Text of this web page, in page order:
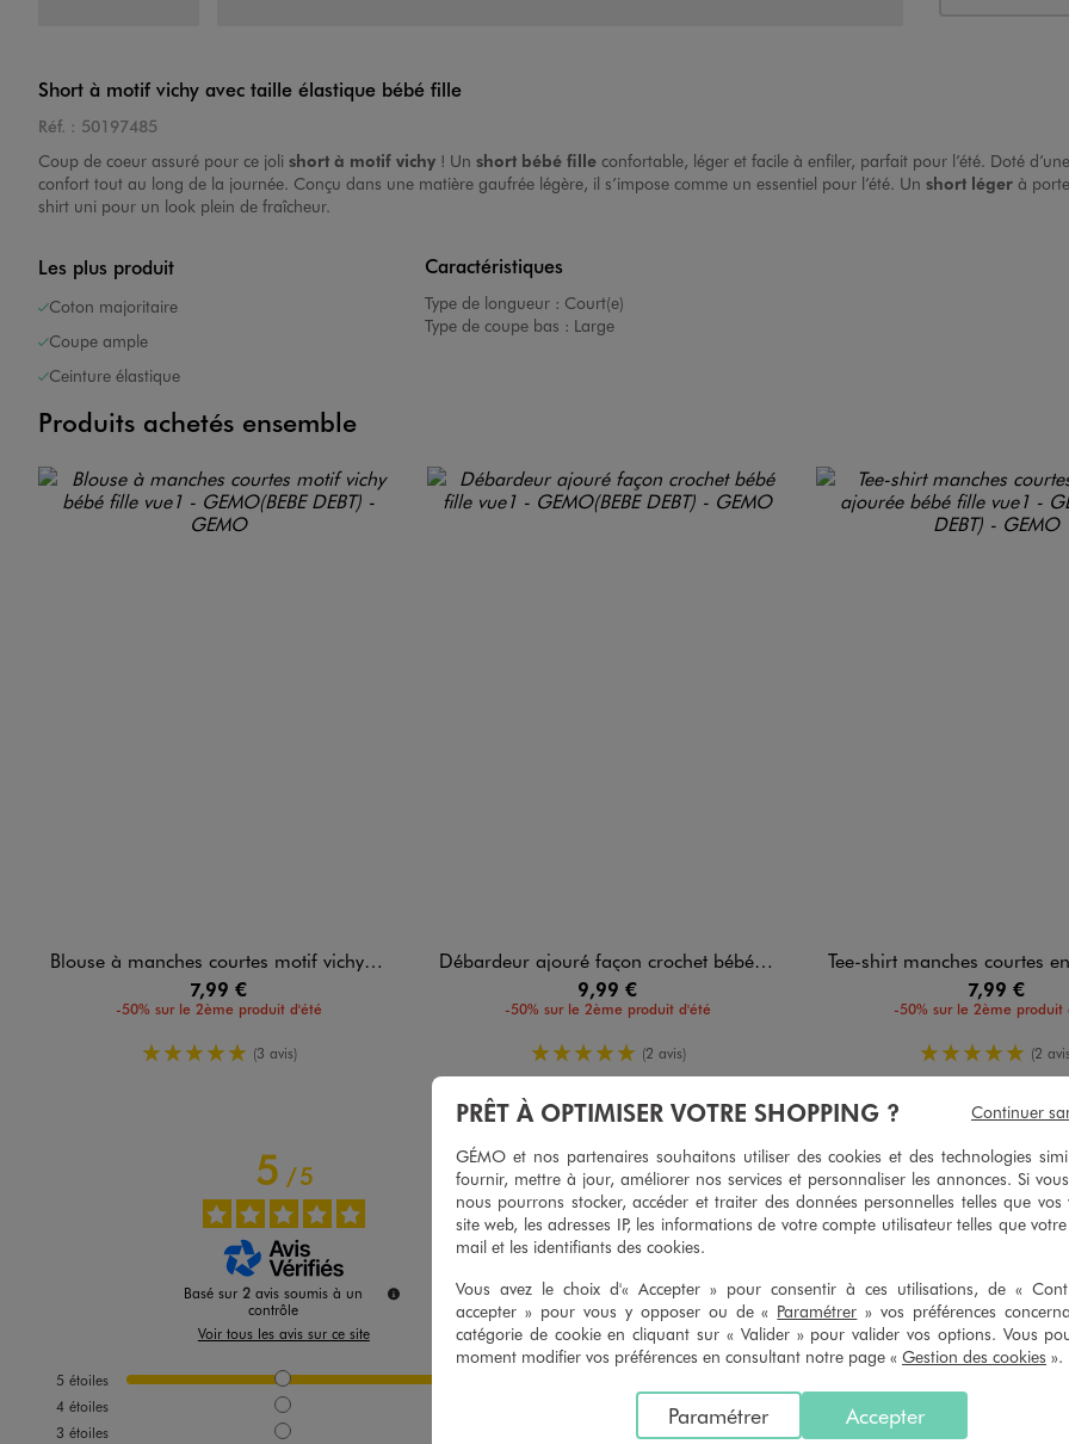
Short à motif vichy avec taille élastique bébé fille
Réf. : 50197485
Coup de coeur assuré pour ce joli short à motif vichy ! Un short bébé fille confortable, léger et facile à enfiler, parfait pour l’été. Doté
confort tout au long de la journée. Conçu dans une matière gaufrée légère, il s’impose comme un essentiel pour l’été. Un short léger à
shirt uni pour un look plein de fraîcheur.
Les plus produit
Coton majoritaire
Coupe ample
Ceinture élastique
Caractéristiques
Type de longueur : Court(e)
Type de coupe bas : Large
Produits achetés ensemble
Blouse à manches courtes motif vichy bébé fille
7,99 €
-50% sur le 2ème produit d'été
5/5 de moyenne
(3 avis)
Débardeur ajouré façon crochet bébé fille
9,99 €
-50% sur le 2ème produit d'été
5/5 de moyenne
(2 avis)
Tee-shirt manches courtes en maille
7,99 €
-50% sur le 2ème produit
5/5 de (2
5/5
Basé sur 2 avis soumis à un
contrôle
Voir tous les avis sur ce site
5 étoiles
4 étoiles
3 étoiles
5/ 5
Avis vérifié et récompensé
Ça va avec le haut, nikel
Utile(0) Signaler
5/5
Avis vérifié et récompensé
PRÊT À OPTIMISER VOTRE SHOPPING ?
GÉMO et nos partenaires souhaitons utiliser des cookies et des technologies
fournir, mettre à jour, améliorer nos services et personnaliser les annonces. Si
nous pourrons stocker, accéder et traiter des données personnelles telles que vos
site web, les adresses IP, les informations de votre compte utilisateur telles que
mail et les identifiants des cookies.
Vous avez le choix d'« Accepter » pour consentir à ces utilisations, de «
accepter » pour vous y opposer ou de « Paramétrer » vos préférences
catégorie de cookie en cliquant sur « Valider » pour valider vos options. Vous
moment modifier vos préférences en consultant notre page « Gestion des cookies ».
Accepter
Paramétrer
Continuer